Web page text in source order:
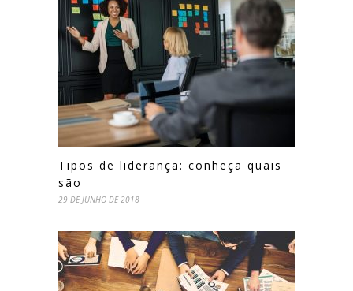
Tipos de liderança: conheça quais
são
29 DE JUNHO DE 2018